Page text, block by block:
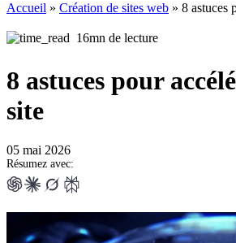
Accueil » Création de sites web » 8 astuces
16mn de lecture
8 astuces pour
site
05 mai 2026
Résumez avec: